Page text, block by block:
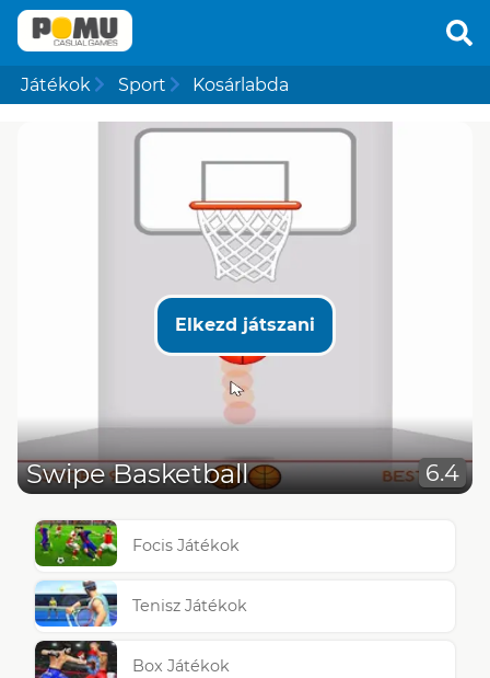
Játékok Sport Kosárlabda
Elkezd játszani
Swipe Basketball 6.4
Focis Játékok
Tenisz Játékok
Box Játékok